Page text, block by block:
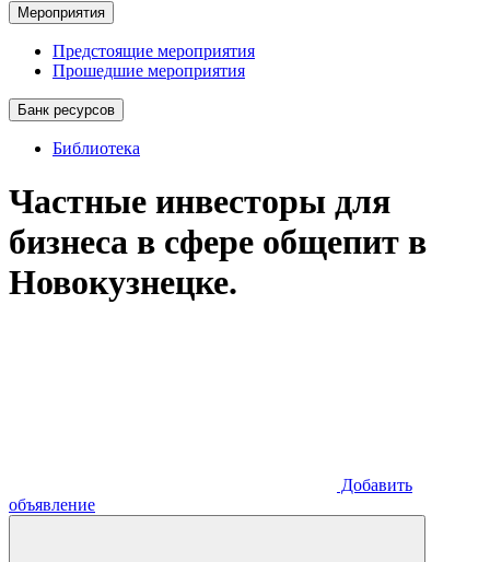
Мероприятия
Предстоящие мероприятия
Прошедшие мероприятия
Банк ресурсов
Библиотека
Частные инвесторы для
бизнеса в сфере общепит в
Новокузнецке.
Добавить
объявление